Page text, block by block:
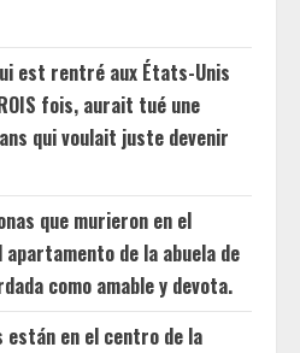
est rentré aux États-Unis
fois, aurait tué une
qui voulait juste devenir
que murieron en el
de la abuela de
como amable y devota.
están en el centro de la